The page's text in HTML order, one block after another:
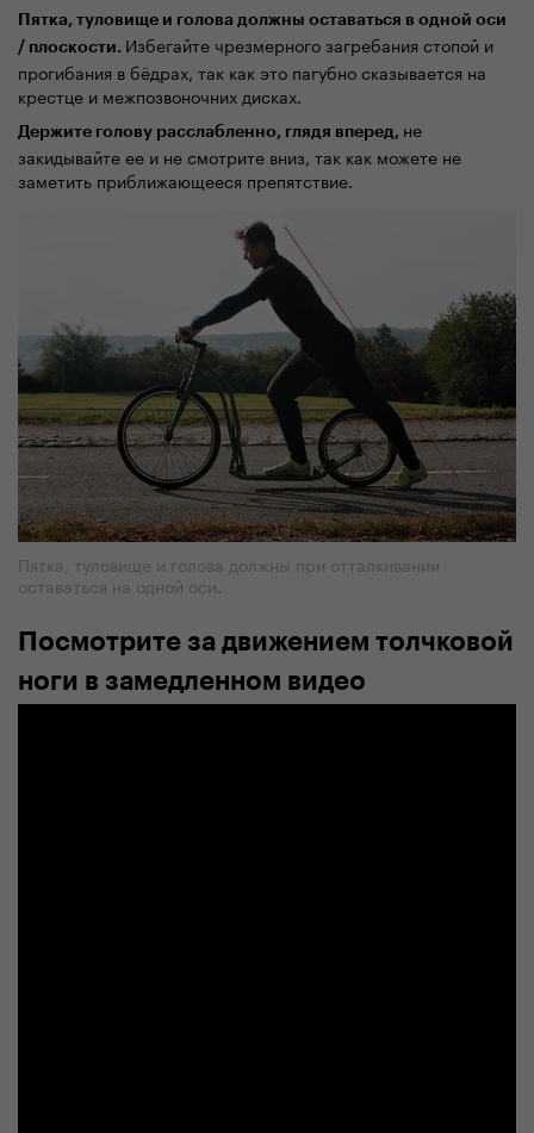
Пятка, туловище и голова должны оставаться в одной оси
/ плоскости. Избегайте чрезмерного загребания стопой и
прогибания в бёдрах, так как это пагубно сказывается на
крестце и межпозвоночних дисках.
Держите голову расслабленно, глядя вперед, не
закидывайте ее и не смотрите вниз, так как можете не
заметить приближающееся препятствие.
Пятка, туловище и голова должны при отталкивании
оставаться на одной оси.
Посмотрите за движением толчковой
ноги в замедленном видео